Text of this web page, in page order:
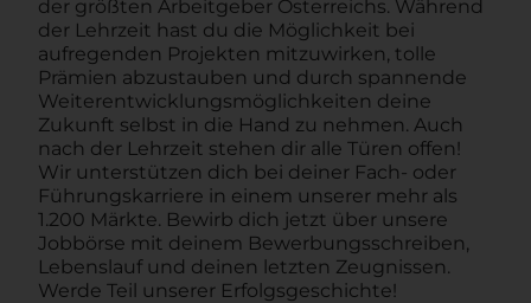
der größten Arbeitgeber Österreichs. Während
der Lehrzeit hast du die Möglichkeit bei
aufregenden Projekten mitzuwirken, tolle
Prämien abzustauben und durch spannende
Weiterentwicklungsmöglichkeiten deine
Zukunft selbst in die Hand zu nehmen. Auch
nach der Lehrzeit stehen dir alle Türen offen!
Wir unterstützen dich bei deiner Fach- oder
Führungskarriere in einem unserer mehr als
1.200 Märkte. Bewirb dich jetzt über unsere
Jobbörse mit deinem Bewerbungsschreiben,
Lebenslauf und deinen letzten Zeugnissen.
Werde Teil unserer Erfolgsgeschichte!